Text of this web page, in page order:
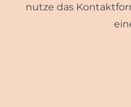
nutze das